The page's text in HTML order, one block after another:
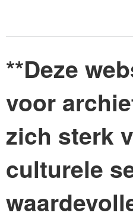
**Deze
voor
zich sterk
culturele